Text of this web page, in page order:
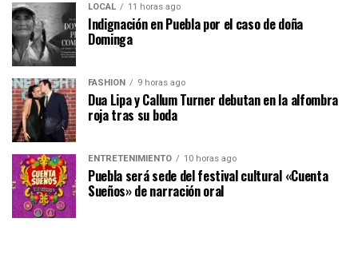
LOCAL 11 horas ago
Indignación en Puebla por el caso de doña
Dominga
FASHION 9 horas ago
Dua Lipa y Callum Turner debutan en la alfombra
roja tras su boda
ENTRETENIMIENTO 10 horas ago
Puebla será sede del festival cultural «Cuenta
Sueños» de narración oral